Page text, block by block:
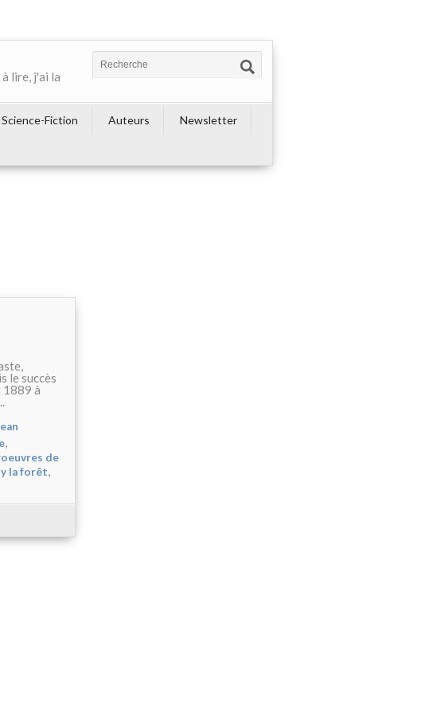
lire, j'ai la
Science-Fiction Auteurs
Newsletter
le succès
1889 à
,
de
la forêt,